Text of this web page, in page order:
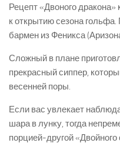
Рецепт «Двоного
к открытию сезона
бармен из Феникса
Сложный в плане
прекрасный сиппер,
весенней поры.
Если вас увлекает
шара в лунку, тогда
порцией-другой «Двойного